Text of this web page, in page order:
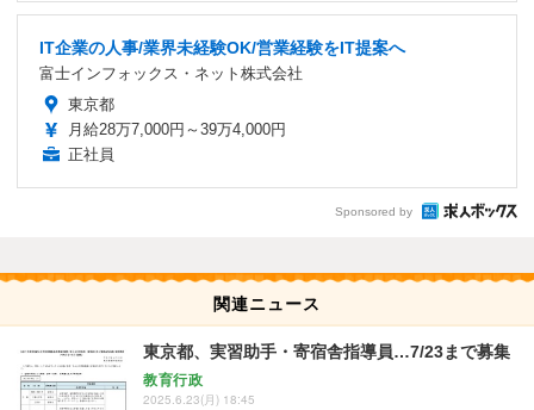
IT企業の人事/業界未経験OK/営業経験をIT提案へ
富士インフォックス・ネット株式会社
東京都
月給28万7,000円～39万4,000円
正社員
Sponsored by
関連ニュース
東京都、実習助手・寄宿舎指導員…7/23まで募集
教育行政
2025.6.23(月) 18:45